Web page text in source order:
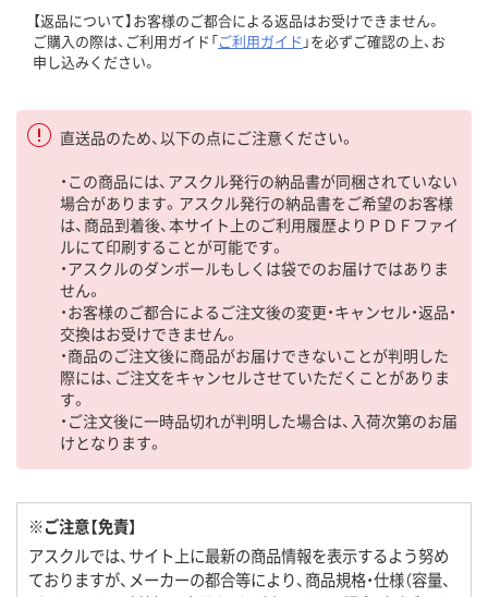
【返品について】お客様のご都合による返品はお受けできません。
ご購入の際は、ご利用ガイド「ご利用ガイド 」を必ずご確認の上、お
申し込みください。
直送品のため、以下の点にご注意ください。
・この商品には、アスクル発行の納品書が同梱されていない
場合があります。アスクル発行の納品書をご希望のお客様
は、商品到着後、本サイト上のご利用履歴よりＰＤＦファイ
ルにて印刷することが可能です。
・アスクルのダンボールもしくは袋でのお届けではありま
せん。
・お客様のご都合によるご注文後の変更・キャンセル・返品・
交換はお受けできません。
・商品のご注文後に商品がお届けできないことが判明した
際には、ご注文をキャンセルさせていただくことがありま
す。
・ご注文後に一時品切れが判明した場合は、入荷次第のお届
けとなります。
※ご注意【免責】
アスクルでは、サイト上に最新の商品情報を表示するよう努め
ておりますが、メーカーの都合等により、商品規格・仕様（容量、